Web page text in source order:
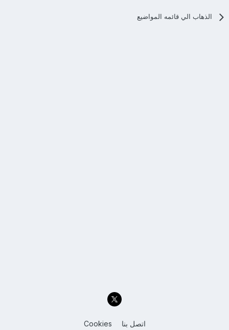
الذهاب الي قائمه المواضيع
اتصل بنا Cookies